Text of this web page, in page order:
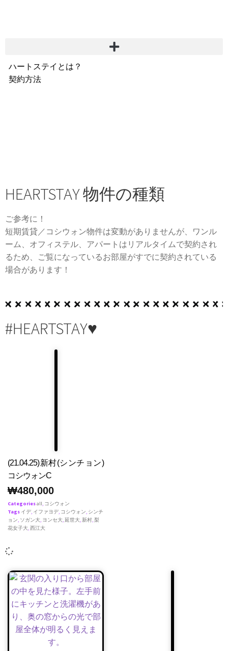
ハートステイとは？
契約方法
HEARTSTAY 物件の種類
ご参考に！
短期賃貸／コシウォン物件は変動がありませんが、ワンル
ーム、オフィステル、アパートはリアルタイムで契約され
るため、ご覧になっているお部屋がすでに契約されている
場合があります！
#HEARTSTAY♥
(21.04.25)新村(シンチョン)
コシウォンC
₩480,000
Categoriesall, コシウォン
Tags イデ, イファヨデ, コシウォン, シンチ
ョン, ソガン大, ヨンセ大,延世大,新村,梨
花女子大,西江大